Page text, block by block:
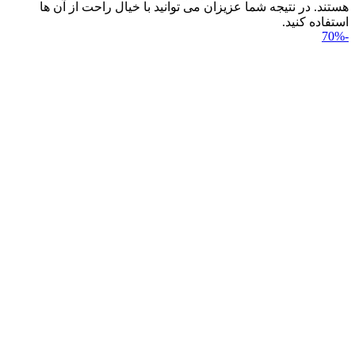
هستند. در نتیجه شما عزیزان می توانید با خیال راحت از آن ها
استفاده کنید.
-70%